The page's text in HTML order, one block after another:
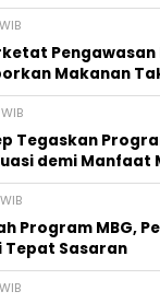
Pengawasan
Makanan
Tegaskan
demi Manfaat
Program MBG,
Tepat Sasaran